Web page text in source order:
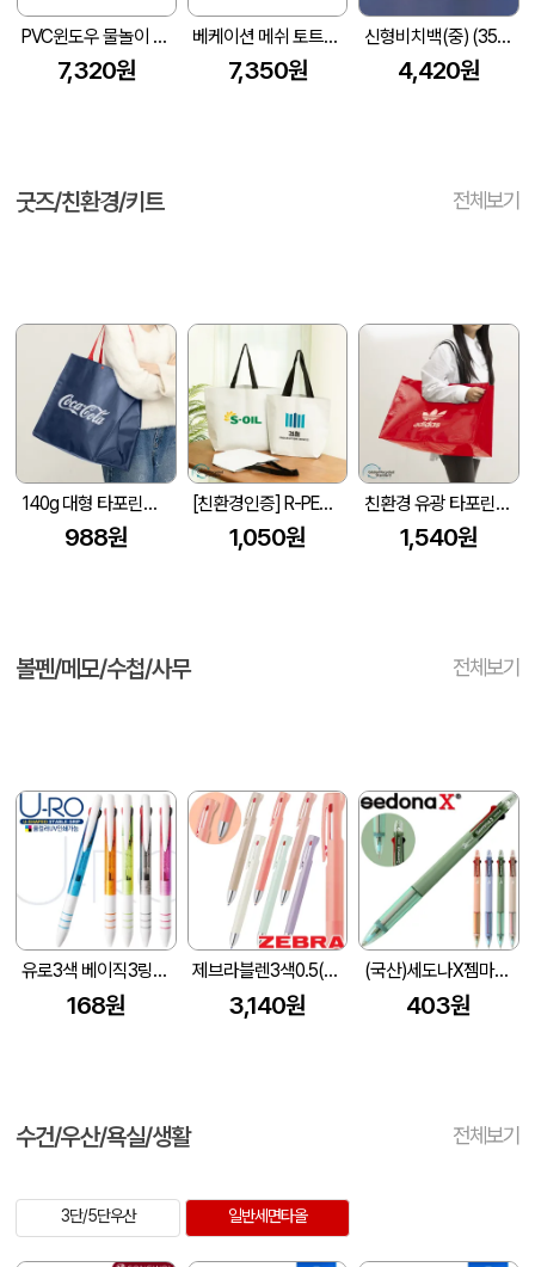
PVC윈도우 물놀이 방수 메쉬가방 Z644
7,320원
베케이션 메쉬 토트백 가방 물놀이 비치백 Z751
7,350원
신형비치백(중) (350*240*90mm)
4,420원
굿즈/친환경/키트 전체보기
140g 대형 타포린백 네이비(레드끈) (400x250x400mm)
988원
[친환경인증] R-PET 고밀도 리유저블백 (검정내피/170g)(S~XL)
1,050원
친환경 유광 타포린백 특대형(2색) (530x300x380mm)
1,540원
볼펜/메모/수첩/사무 전체보기
유로3색 베이직3링볼펜(독일잉크/컬러인쇄가능)
168원
제브라블렌3색0.5(마카롱컬러)
3,140원
(국산)세도나X젬마니들3색(0.7mm)(독일잉크/초초저점도)
403원
수건/우산/욕실/생활 전체보기
3단/5단우산 일반세면타올